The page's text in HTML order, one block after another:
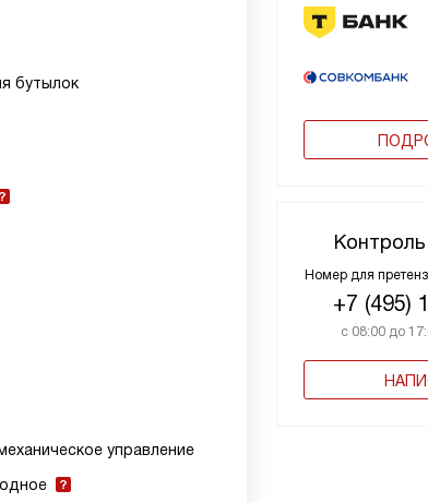
Номер для
+7 (495)
с 08:00 до
бутылок
управление